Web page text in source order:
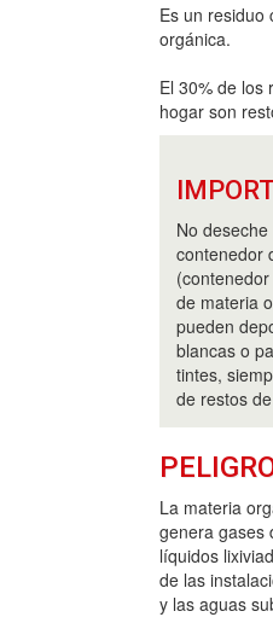
Es un residuo
orgánica.
El 30% de los
hogar son
No
contenedor
de materia
pueden
blancas o
tintes,
de restos
La materia
genera gases
líquidos
de las
y las aguas